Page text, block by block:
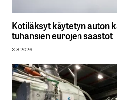
Kotiläksyt käytetyn auton
tuhansien eurojen säästöt
3.8.2026